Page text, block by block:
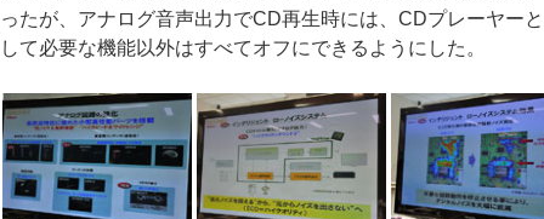
ったが、アナログ音声出力でCD再生時には、CDプレーヤーと
して必要な機能以外はすべてオフにできるようにした。